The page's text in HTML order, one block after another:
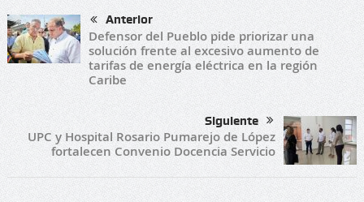
Anterior
Defensor del Pueblo pide priorizar una
solución frente al excesivo aumento de
tarifas de energía eléctrica en la región
Caribe
Siguiente
UPC y Hospital Rosario Pumarejo de López
fortalecen Convenio Docencia Servicio